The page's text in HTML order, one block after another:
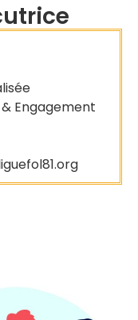
Engagement